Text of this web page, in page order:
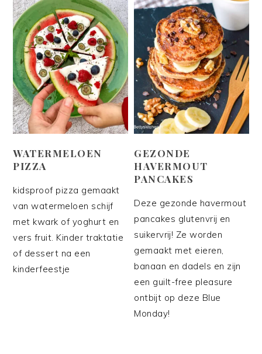
WATERMELOEN
PIZZA
kidsproof pizza gemaakt
van watermeloen schijf
met kwark of yoghurt en
vers fruit. Kinder traktatie
of dessert na een
kinderfeestje
GEZONDE
HAVERMOUT
PANCAKES
Deze gezonde havermout
pancakes glutenvrij en
suikervrij! Ze worden
gemaakt met eieren,
banaan en dadels en zijn
een guilt-free pleasure
ontbijt op deze Blue
Monday!